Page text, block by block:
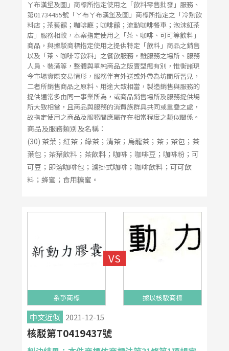
ㄚ布漢堡及圖」商標所指定使用之「飲料零售批發」服務、
第01734455號「ㄚ布ㄚ布漢堡及圖」商標所指定之「冷熱飲
料店；茶藝館；咖啡廳；咖啡館；流動咖啡餐車；泡沫紅茶
店」服務相較，本案指定使用之「茶、咖啡、可可等飲料」
商品，與據駁商標指定使用之提供特定「飲料」商品之銷售
以及「茶、咖啡等飲料」之餐飲服務，雖服務之場所、服務
人員、裝潢等，整體與單純商品之販賣型態有別，惟衡諸現
今市場實際交易情形，服務伴有外送或外帶為坊間所習見，
二者所銷售商品之原料、用途大致相當，製造銷售與服務的
提供通常多由同一事業所為，或商品銷售場所及服務提供場
所大致相當，且商品與服務的消費族群具共同或重疊之處，
故指定使用之商品及服務間應屬存在相當程度之類似關係。
商品及服務類別及名稱：
(30) 茶葉；紅茶；綠茶；清茶；烏龍茶；茶；茶包；茶
葉包；茶葉飲料；茶飲料；咖啡；咖啡豆；咖啡粉；可
可豆；即溶咖啡包；濾掛式咖啡；咖啡飲料；可可飲
料；蜂蜜；食用糖蜜。
系爭商標 據以核駁商標
中文近似 2021-12-15
核駁第T0419437號